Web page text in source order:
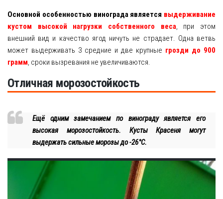
Основной особенностью винограда является выдерживание
кустом высокой нагрузки собственного веса, при этом
внешний вид и качество ягод ничуть не страдает. Одна ветвь
может выдерживать 3 средние и две крупные грозди до 900
грамм, сроки вызревания не увеличиваются.
Отличная морозостойкость
Ещё одним замечанием по винограду является его
высокая морозостойкость. Кусты Красеня могут
выдержать сильные морозы до -26°C.